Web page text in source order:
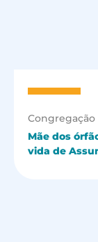
Congregação
Mãe dos
vida de